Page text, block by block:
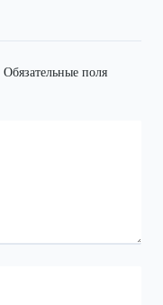
Обязательные поля